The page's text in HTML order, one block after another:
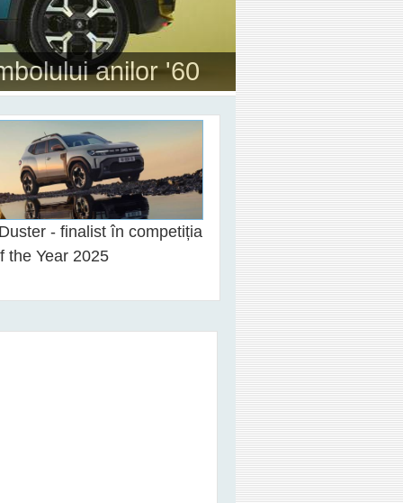
a treia generație
- finalist în competiția
the Year 2025